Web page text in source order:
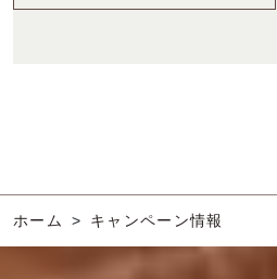
ホーム キャンペーン情報